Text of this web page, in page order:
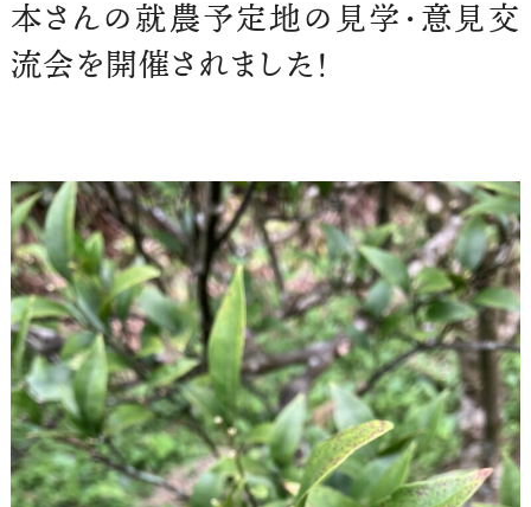
本さんの就農予定地の見学・意見交
流会を開催されました！